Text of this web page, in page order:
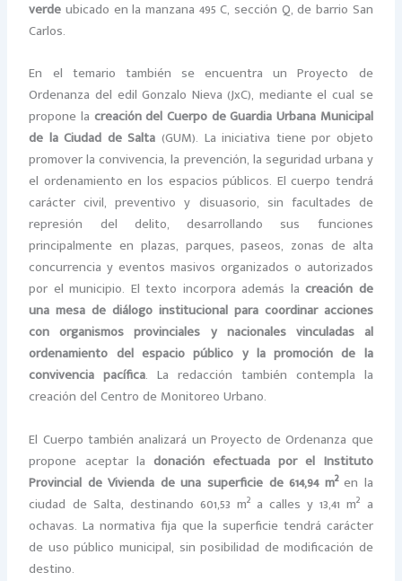
verde ubicado en la manzana 495 C, sección Q, de barrio San
Carlos.
En el temario también se encuentra un Proyecto de
Ordenanza del edil Gonzalo Nieva (JxC), mediante el cual se
propone la creación del Cuerpo de Guardia Urbana Municipal
de la Ciudad de Salta (GUM). La iniciativa tiene por objeto
promover la convivencia, la prevención, la seguridad urbana y
el ordenamiento en los espacios públicos. El cuerpo tendrá
carácter civil, preventivo y disuasorio, sin facultades de
represión del delito, desarrollando sus funciones
principalmente en plazas, parques, paseos, zonas de alta
concurrencia y eventos masivos organizados o autorizados
por el municipio. El texto incorpora además lacreación de
una mesa de diálogo institucional para coordinar acciones
con organismos provinciales y nacionales vinculadas al
ordenamiento del espacio público y la promoción de la
convivencia pacífica. La redacción también contempla la
creación del Centro de Monitoreo Urbano.
El Cuerpo también analizará un Proyecto de Ordenanza que
propone aceptar la donación efectuada por el Instituto
Provincial de Vivienda de una superficie de 614,94 m²en la
ciudad de Salta, destinando 601,53 m² a calles y 13,41 m² a
ochavas. La normativa fija que la superficie tendrá carácter
de uso público municipal, sin posibilidad de modificación de
destino.